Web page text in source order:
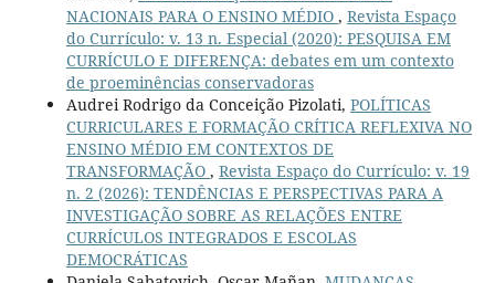
NACIONAIS PARA O ENSINO MÉDIO , Revista Espaço
do Currículo: v. 13 n. Especial (2020): PESQUISA EM
CURRÍCULO E DIFERENÇA: debates em um contexto
de proeminências conservadoras
Audrei Rodrigo da Conceição Pizolati, POLÍTICAS
CURRICULARES E FORMAÇÃO CRÍTICA REFLEXIVA NO
ENSINO MÉDIO EM CONTEXTOS DE
TRANSFORMAÇÃO , Revista Espaço do Currículo: v. 19
n. 2 (2026): TENDÊNCIAS E PERSPECTIVAS PARA A
INVESTIGAÇÃO SOBRE AS RELAÇÕES ENTRE
CURRÍCULOS INTEGRADOS E ESCOLAS
DEMOCRÁTICAS